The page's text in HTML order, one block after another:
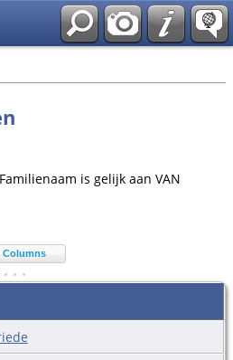
is gelijk aan VAN
Columns